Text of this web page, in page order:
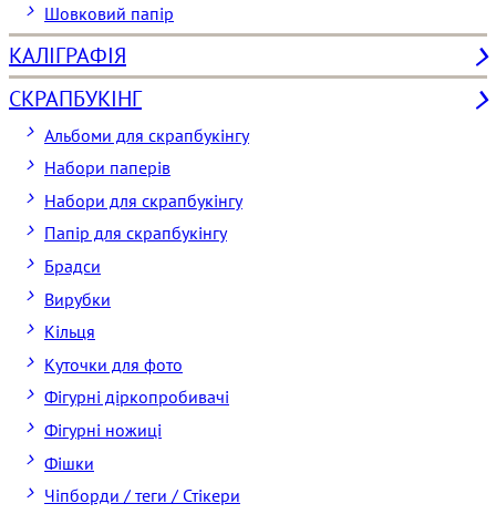
Шовковий папір
КАЛІГРАФІЯ
СКРАПБУКІНГ
Альбоми для скрапбукінгу
Набори паперів
Набори для скрапбукінгу
Папір для скрапбукінгу
Брадси
Вирубки
Кільця
Куточки для фото
Фігурні діркопробивачі
Фігурні ножиці
Фішки
Чіпборди / теги / Стікери